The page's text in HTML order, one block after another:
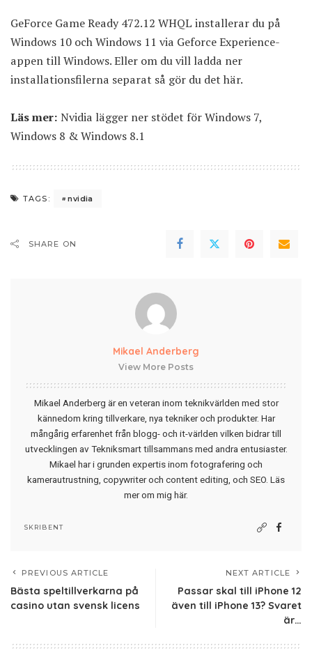
GeForce Game Ready 472.12 WHQL installerar du på
Windows 10 och Windows 11 via Geforce Experience-
appen till Windows. Eller om du vill ladda ner
installationsfilerna separat så gör du det här.
Läs mer: Nvidia lägger ner stödet för Windows 7,
Windows 8 & Windows 8.1
TAGS: nvidia
SHARE ON
Mikael Anderberg
View More Posts
Mikael Anderberg är en veteran inom teknikvärlden med stor
kännedom kring tillverkare, nya tekniker och produkter. Har
mångårig erfarenhet från blogg- och it-världen vilken bidrar till
utvecklingen av Tekniksmart tillsammans med andra entusiaster.
Mikael har i grunden expertis inom fotografering och
kamerautrustning, copywriter och content editing, och SEO. Läs
mer om mig här.
SKRIBENT
PREVIOUS ARTICLE
Bästa speltillverkarna på
casino utan svensk licens
NEXT ARTICLE
Passar skal till iPhone 12
även till iPhone 13? Svaret
är…